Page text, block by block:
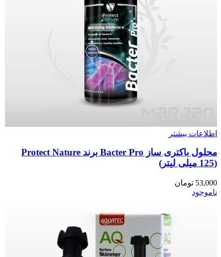
اطلاعات بیشتر
محلول باکتری ساز Bacter Pro برند Protect Nature
(125 میلی لیتر)
53,000 تومان
ناموجود